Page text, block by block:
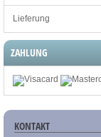
Lieferung
ZAHLUNG
KONTAKT